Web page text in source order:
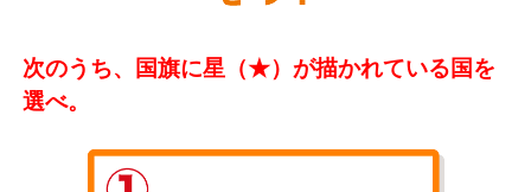
次のうち、国旗に星（★）が描かれている国を
選べ。